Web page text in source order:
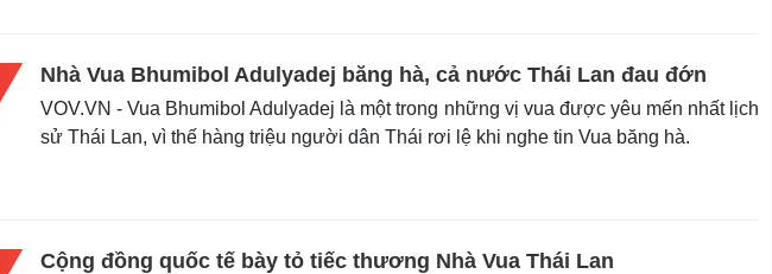
Nhà Vua Bhumibol Adulyadej băng hà, cả nước Thái Lan đau đớn
VOV.VN - Vua Bhumibol Adulyadej là một trong những vị vua được yêu mến nhất lịch
sử Thái Lan, vì thế hàng triệu người dân Thái rơi lệ khi nghe tin Vua băng hà.
Cộng đồng quốc tế bày tỏ tiếc thương Nhà Vua Thái Lan